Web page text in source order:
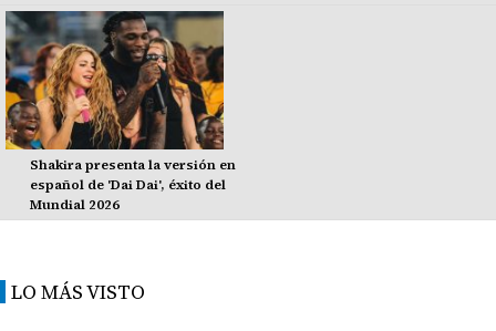
Shakira presenta la versión en
español de 'Dai Dai', éxito del
Mundial 2026
LO MÁS VISTO